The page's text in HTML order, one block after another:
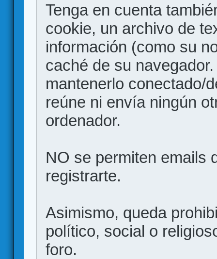
Tenga en cuenta
cookie, un archivo de
información (como su
caché de su
mantenerlo conectado/
reúne ni envía ningún
ordenador.
NO se permiten emails
registrarte.
Asimismo, queda
político, social o
foro.